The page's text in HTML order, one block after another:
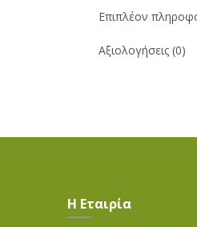
Επιπλέον
Αξιολογήσεις (0)
Η Εταιρία